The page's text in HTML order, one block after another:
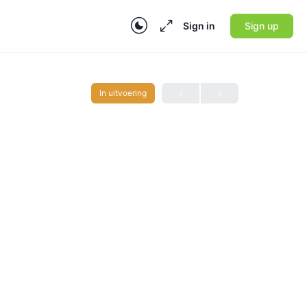
Sign in Sign up
In uitvoering